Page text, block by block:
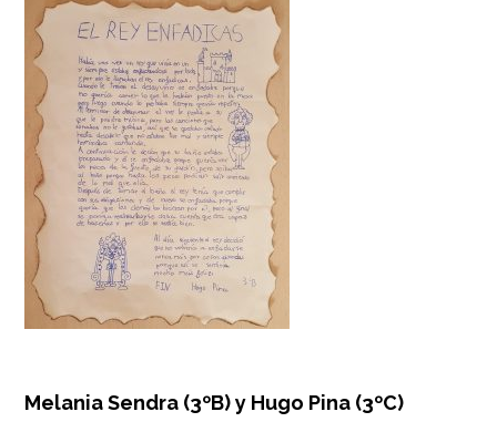
Melania Sendra (3ºB) y Hugo Pina (3ºC)